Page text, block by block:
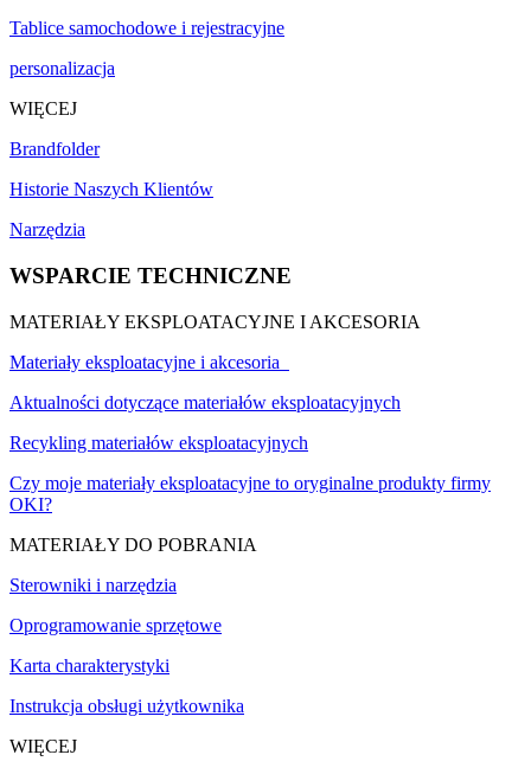
Tablice samochodowe i rejestracyjne
personalizacja
WIĘCEJ
Brandfolder
Historie Naszych Klientów
Narzędzia
WSPARCIE TECHNICZNE
MATERIAŁY EKSPLOATACYJNE I AKCESORIA
Materiały eksploatacyjne i akcesoria
Aktualności dotyczące materiałów eksploatacyjnych
Recykling materiałów eksploatacyjnych
Czy moje materiały eksploatacyjne to oryginalne produkty firmy
OKI?
MATERIAŁY DO POBRANIA
Sterowniki i narzędzia
Oprogramowanie sprzętowe
Karta charakterystyki
Instrukcja obsługi użytkownika
WIĘCEJ